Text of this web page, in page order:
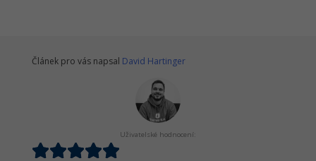
Článek pro vás napsal David Hartinger
Uživatelské hodnocení: